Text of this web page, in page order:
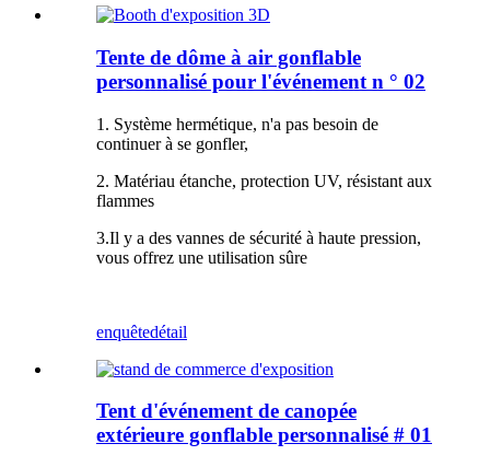
Tente de dôme à air gonflable
personnalisé pour l'événement n ° 02
1. Système hermétique, n'a pas besoin de
continuer à se gonfler,
2. Matériau étanche, protection UV, résistant aux
flammes
3.Il y a des vannes de sécurité à haute pression,
vous offrez une utilisation sûre
enquêtedétail
Tent d'événement de canopée
extérieure gonflable personnalisé # 01